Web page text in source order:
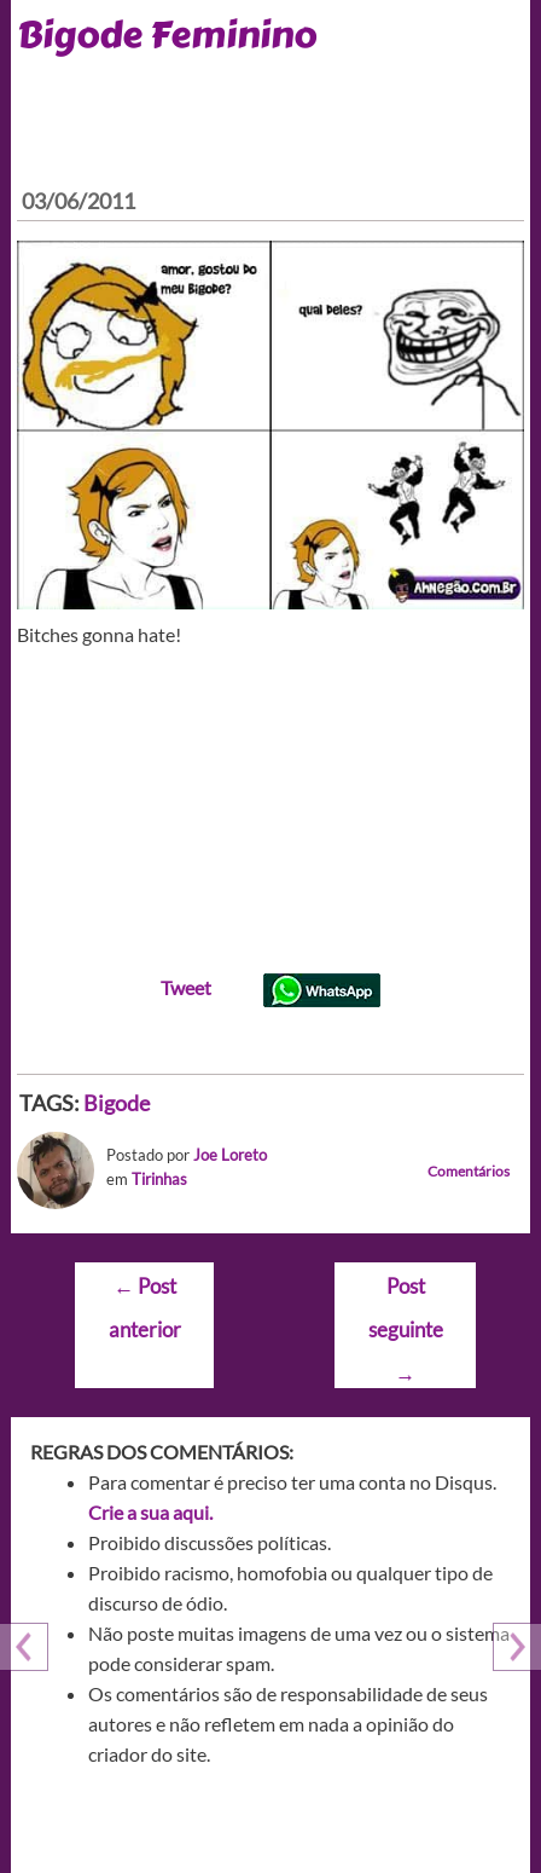
Bigode Feminino
03/06/2011
Bitches gonna hate!
Tweet
TAGS: Bigode
Postado porJoe Loreto
em Tirinhas Comentários
Navegação
Post
← Post
anterior
Post
seguinte
→
REGRAS DOS COMENTÁRIOS:
Para comentar é preciso ter uma conta no Disqus.
Crie a sua aqui.
Proibido discussões políticas.
Proibido racismo, homofobia ou qualquer tipo de
discurso de ódio.
Não poste muitas imagens de uma vez ou o sistema
pode considerar spam.
Os comentários são de responsabilidade de seus
autores e não refletem em nada a opinião do
criador do site.